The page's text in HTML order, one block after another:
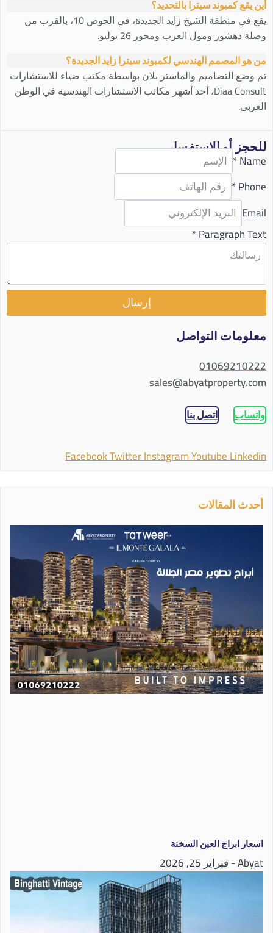
أين يقع كمبوند سيترا بالتحديد؟
يقع في منطقة الشيخ زايد الجديدة، في الحوض 10، بالقرب من
وصلة دهشور ومول العرب ومحور 26 يوليو.
من هو المصمم الهندسي لكمبوند سيترا زايد الجديدة؟
تم وضع التصاميم والماستر بلان بواسطة مكتب ضياء للاستشارات
Diaa Consult، أحد أشهر مكاتب الاستشارات الهندسية في الوطن
العربي.
للحجز أو الاستفسار
Name
*
Phone
*
Email
Paragraph Text
*
إرسال
معلومات التواصل
01069210222
sales@abyatproperty.com
واتساب اتصل بنا
FacebookTwitterInstagramYoutubeLinkedin
أحدث المقالات
اسعار ابراج العين السخنة
Abyat فبراير 25, 2026